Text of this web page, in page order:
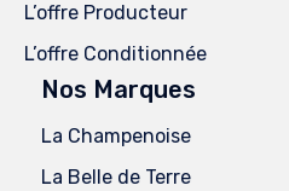
L’offre Producteur
L’offre Conditionnée
Nos Marques
La Champenoise
La Belle de Terre